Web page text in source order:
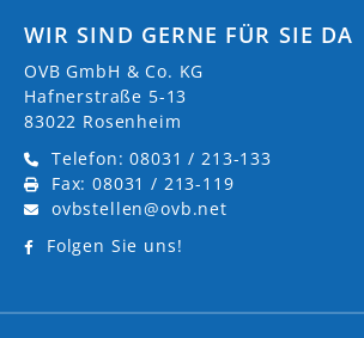
WIR SIND GERNE FÜR SIE DA
OVB GmbH & Co. KG
Hafnerstraße 5-13
83022 Rosenheim
Telefon: 08031 / 213-133
Fax: 08031 / 213-119
ovbstellen@ovb.net
Folgen Sie uns!